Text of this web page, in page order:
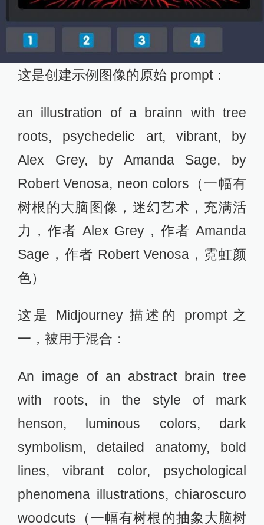
这是创建示例图像的原始 prompt：
an illustration of a brainn with tree
roots, psychedelic art, vibrant, by
Alex Grey, by Amanda Sage, by
Robert Venosa, neon colors（一幅有
树根的大脑图像，迷幻艺术，充满活
力，作者 Alex Grey，作者 Amanda
Sage，作者 Robert Venosa，霓虹颜
色）
这是 Midjourney 描述的 prompt 之
一，被用于混合：
An image of an abstract brain tree
with roots, in the style of mark
henson, luminous colors, dark
symbolism, detailed anatomy, bold
lines, vibrant color, psychological
phenomena illustrations, chiaroscuro
woodcuts（一幅有树根的抽象大脑树